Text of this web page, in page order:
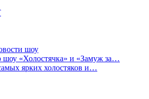
шоу
шоу «Холостячка» и «Замуж за…
ярких холостяков и…